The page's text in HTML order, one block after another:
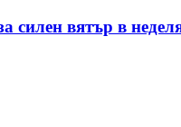
силен вятър в